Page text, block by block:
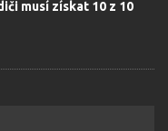
musí získat 10 z 10